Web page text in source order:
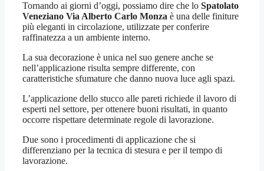
Tornando ai giorni d’oggi, possiamo dire che lo Spatolato
Veneziano Via Alberto Carlo Monza è una delle finiture
più eleganti in circolazione, utilizzate per conferire
raffinatezza a un ambiente interno.
La sua decorazione è unica nel suo genere anche se
nell’applicazione risulta sempre differente, con
caratteristiche sfumature che danno nuova luce agli spazi.
L’applicazione dello stucco alle pareti richiede il lavoro di
esperti nel settore, per ottenere buoni risultati, in quanto
occorre rispettare determinate regole di lavorazione.
Due sono i procedimenti di applicazione che si
differenziano per la tecnica di stesura e per il tempo di
lavorazione.